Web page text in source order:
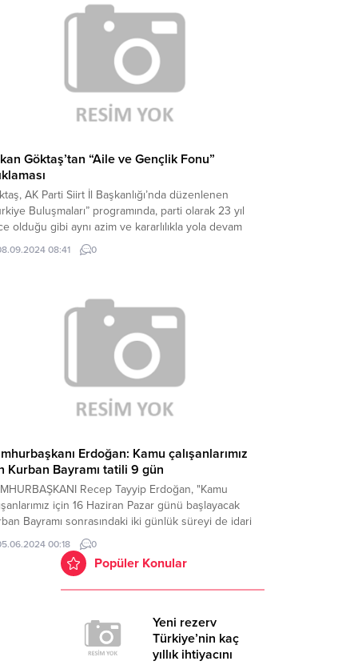
Göktaş’tan “Aile ve Gençlik Fonu”
AK Parti Siirt İl Başkanlığı’nda düzenlenen
Buluşmaları” programında, parti olarak 23 yıl
olduğu gibi aynı azim ve kararlılıkla yola devam
belirtti. Cumhurbaşkanı Recep Tayyip
liderliğinde, Türkiye’nin yarınlarına güzel bir
mahalle...
08:41 0
Erdoğan: Kamu çalışanlarımız
Kurban Bayramı tatili 9 gün
Recep Tayyip Erdoğan, "Kamu
için 16 Haziran Pazar günü başlayacak
Bayramı sonrasındaki iki günlük süreyi de idari
kapsamına aldık.
00:18 0
Popüler Konular
Yeni rezerv
Türkiye’nin kaç
yıllık ihtiyacını